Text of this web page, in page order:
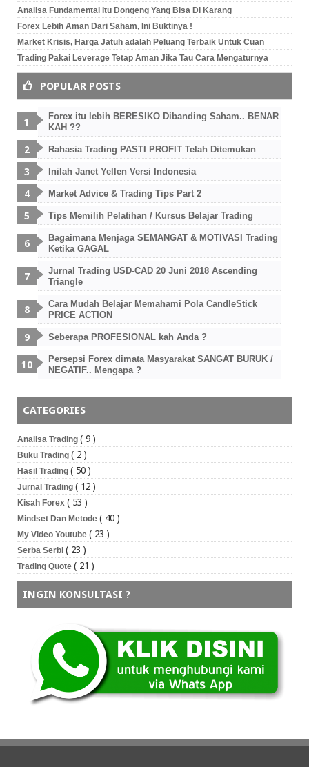
Analisa Fundamental Itu Dongeng Yang Bisa Di Karang
Forex Lebih Aman Dari Saham, Ini Buktinya !
Market Krisis, Harga Jatuh adalah Peluang Terbaik Untuk Cuan
Trading Pakai Leverage Tetap Aman Jika Tau Cara Mengaturnya
POPULAR POSTS
Forex itu lebih BERESIKO Dibanding Saham.. BENAR
KAH ??
Rahasia Trading PASTI PROFIT Telah Ditemukan
Inilah Janet Yellen Versi Indonesia
Market Advice & Trading Tips Part 2
Tips Memilih Pelatihan / Kursus Belajar Trading
Bagaimana Menjaga SEMANGAT & MOTIVASI Trading
Ketika GAGAL
Jurnal Trading USD-CAD 20 Juni 2018 Ascending
Triangle
Cara Mudah Belajar Memahami Pola CandleStick
PRICE ACTION
Seberapa PROFESIONAL kah Anda ?
Persepsi Forex dimata Masyarakat SANGAT BURUK /
NEGATIF.. Mengapa ?
CATEGORIES
Analisa Trading ( 9 )
Buku Trading ( 2 )
Hasil Trading ( 50 )
Jurnal Trading ( 12 )
Kisah Forex ( 53 )
Mindset Dan Metode ( 40 )
My Video Youtube ( 23 )
Serba Serbi ( 23 )
Trading Quote ( 21 )
INGIN KONSULTASI ?